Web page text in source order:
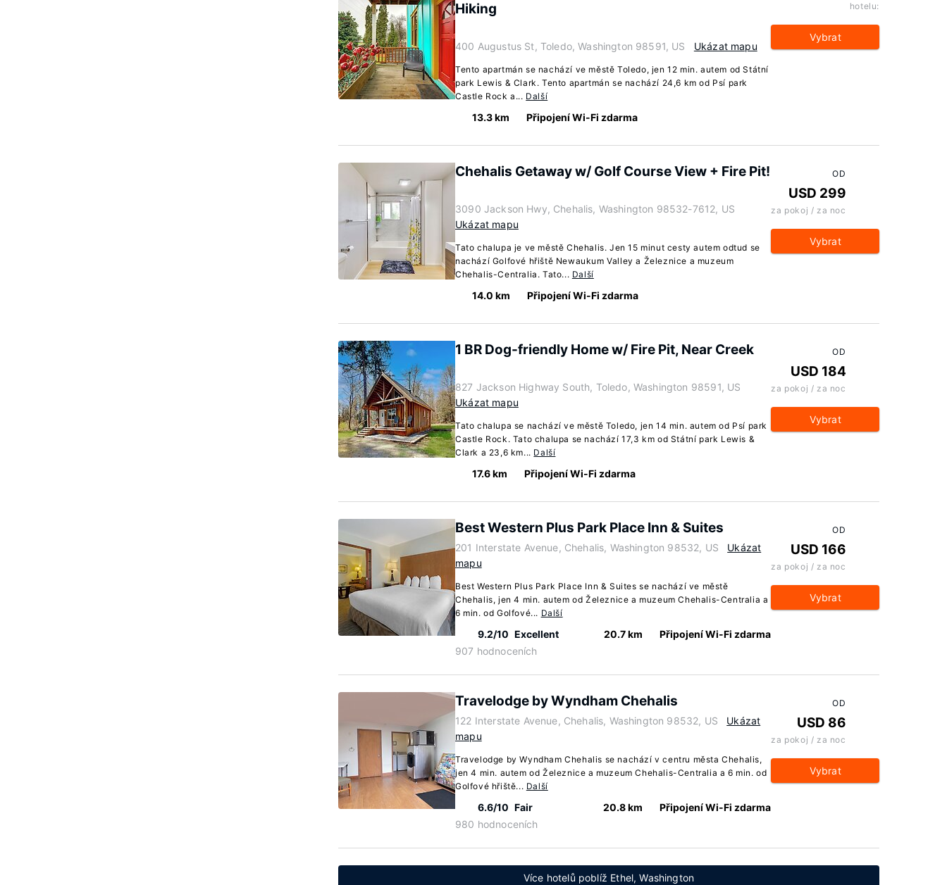
Hiking
400 Augustus St, Toledo, Washington 98591, US Ukázat mapu
Tento apartmán se nachází ve městě Toledo, jen 12 min. autem od Státní
park Lewis & Clark. Tento apartmán se nachází 24,6 km od Psí park
Castle Rock a... Další
13.3 km Připojení Wi-Fi zdarma
hotelu:
Vybrat
Chehalis Getaway w/ Golf Course View + Fire Pit!
3090 Jackson Hwy, Chehalis, Washington 98532-7612, US
Ukázat mapu
Tato chalupa je ve městě Chehalis. Jen 15 minut cesty autem odtud se
nachází Golfové hřiště Newaukum Valley a Železnice a muzeum
Chehalis-Centralia. Tato... Další
14.0 km Připojení Wi-Fi zdarma
OD
USD 299
za pokoj / za noc
Vybrat
1 BR Dog-friendly Home w/ Fire Pit, Near Creek
827 Jackson Highway South, Toledo, Washington 98591, US
Ukázat mapu
Tato chalupa se nachází ve městě Toledo, jen 14 min. autem od Psí park
Castle Rock. Tato chalupa se nachází 17,3 km od Státní park Lewis &
Clark a 23,6 km... Další
17.6 km Připojení Wi-Fi zdarma
OD
USD 184
za pokoj / za noc
Vybrat
Best Western Plus Park Place Inn & Suites
201 Interstate Avenue, Chehalis, Washington 98532, US
Ukázat
mapu
Best Western Plus Park Place Inn & Suites se nachází ve městě
Chehalis, jen 4 min. autem od Železnice a muzeum Chehalis-Centralia a
6 min. od Golfové... Další
9.2/10 Excellent
907 hodnoceních
20.7 km Připojení Wi-Fi zdarma
OD
USD 166
za pokoj / za noc
Vybrat
Travelodge by Wyndham Chehalis
122 Interstate Avenue, Chehalis, Washington 98532, US
Ukázat
mapu
Travelodge by Wyndham Chehalis se nachází v centru města Chehalis,
jen 4 min. autem od Železnice a muzeum Chehalis-Centralia a 6 min. od
Golfové hřiště... Další
6.6/10 Fair
980 hodnoceních
20.8 km Připojení Wi-Fi zdarma
OD
USD 86
za pokoj / za noc
Vybrat
Více hotelů poblíž Ethel, Washington